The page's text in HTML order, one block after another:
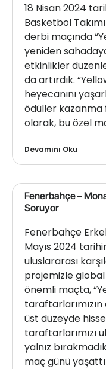
18 Nisan 2024
Basketbol
derbi maçında
yeniden
etkinlikler
da artırdık.
heyecanını
ödüller kazanma
olarak, bu özel
Devamını Oku
Fenerbahçe –
Soruyor
Fenerbahçe
Mayıs 2024
uluslararası
projemizle global
önemli maçta,
üst düzeyde
taraftarlarımızı
yalnız
maç günü